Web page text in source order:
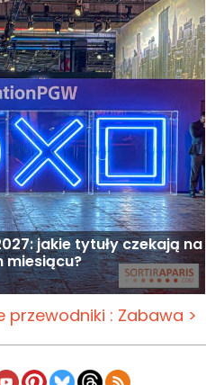
jakie tytuły czekają na
miesiącu?
przewodniki : Zabawa >